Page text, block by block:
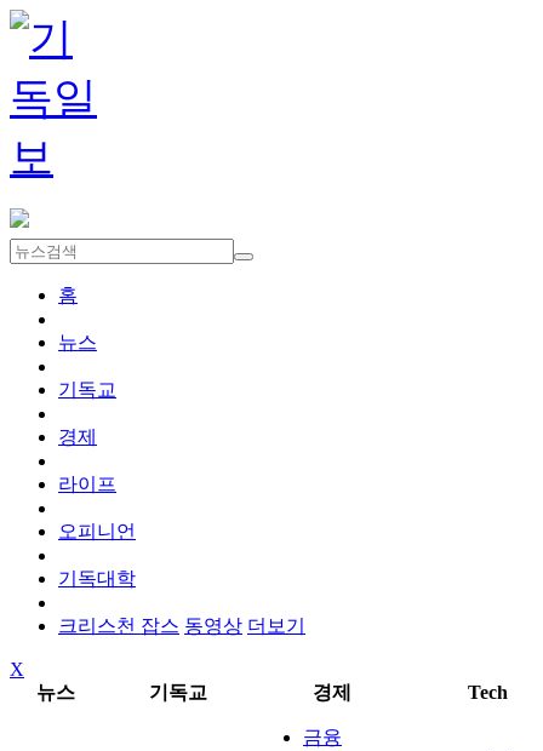
홈
뉴스
기독교
경제
라이프
오피니언
기독대학
크리스천 잡스 동영상 더보기
X
뉴스
기독교 경제 Tech
금융